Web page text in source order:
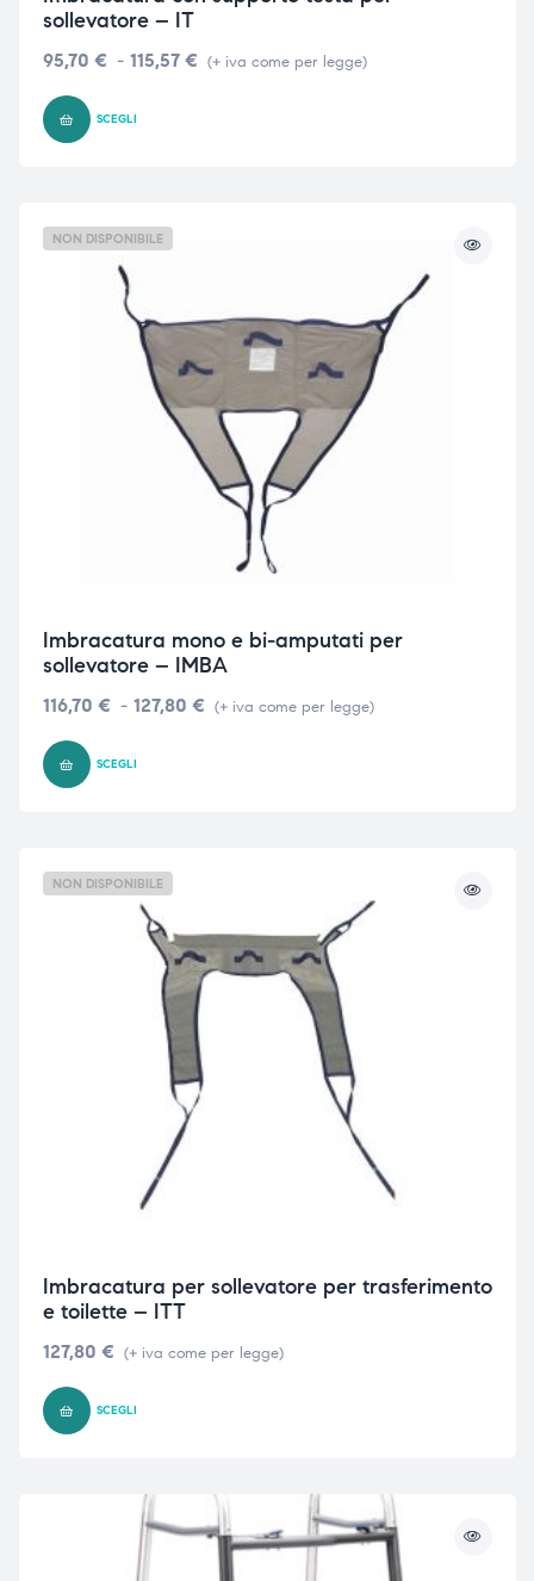
sollevatore – IT
95,70 € - 115,57 € (+ iva come per legge)
SCEGLI
NON DISPONIBILE
Imbracatura mono e bi-amputati per
sollevatore – IMBA
116,70 € - 127,80 € (+ iva come per legge)
SCEGLI
NON DISPONIBILE
Imbracatura per sollevatore per trasferimento
e toilette – ITT
127,80 € (+ iva come per legge)
SCEGLI